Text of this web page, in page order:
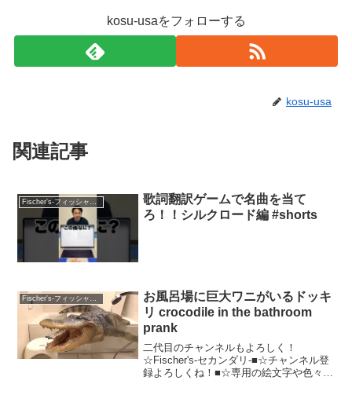
kosu-usaをフォローする
kosu-usa
関連記事
歌詞翻訳ゲームで名曲を当て
ろ！！シルクロード編 #shorts
Fischer's-フィッシャーズ-
お風呂場に巨大ワニがいるドッキ
リ crocodile in the bathroom
prank
二代目のチャンネルもよろしく！
☆Fischer's-セカンダリ-■☆チャンネル登
録よろしくね！■☆専用の絵文字や色々！